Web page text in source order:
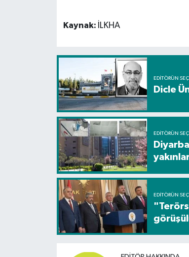
Kaynak: İLKHA
EDITÖRÜN
Dicle
EDITÖRÜN
EDITÖRÜN